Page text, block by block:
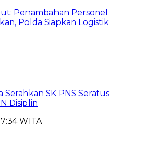
Penambahan Personel
Polda Siapkan Logistik
Serahkan SK PNS Seratus
Disiplin
WITA